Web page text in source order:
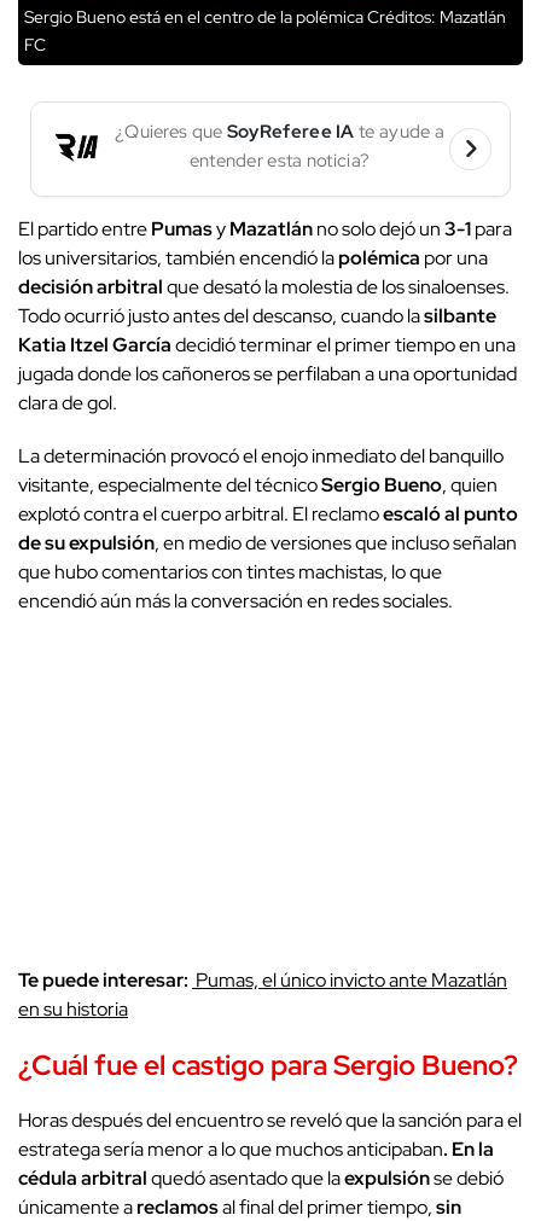
Sergio Bueno está en el centro de la polémicaCréditos: Mazatlán
FC
¿Quieres que SoyReferee IA te ayude a
entender esta noticia?
El partido entrePumasyMazatlánno solo dejó un3-1para
los universitarios, también encendió lapolémica por una
decisión arbitralque desató la molestia de los sinaloenses.
Todo ocurrió justo antes del descanso, cuando lasilbante
Katia Itzel Garcíadecidió terminar el primer tiempo en una
jugada donde los cañoneros se perfilaban a una oportunidad
clara de gol.
La determinación provocó el enojo inmediato del banquillo
visitante, especialmente del técnicoSergio Bueno, quien
explotó contra el cuerpo arbitral. El reclamoescaló al punto
de su expulsión, en medio de versiones que incluso señalan
que hubo comentarios con tintes machistas, lo que
encendió aún más la conversación en redes sociales.
Te puede interesar: Pumas, el único invicto ante Mazatlán
en su historia
¿Cuál fue el castigo paraSergio Bueno?
Horas después del encuentro se reveló que la sanción para el
estratega sería menor a lo que muchos anticipaban. En la
cédula arbitralquedó asentado que laexpulsiónse debió
únicamente areclamosal final del primer tiempo,sin